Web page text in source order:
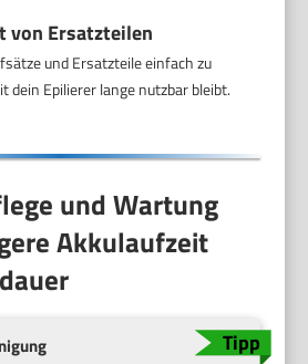
von Ersatzteilen
und Ersatzteile einfach zu
dein Epilierer lange nutzbar bleibt.
und Wartung
Akkulaufzeit